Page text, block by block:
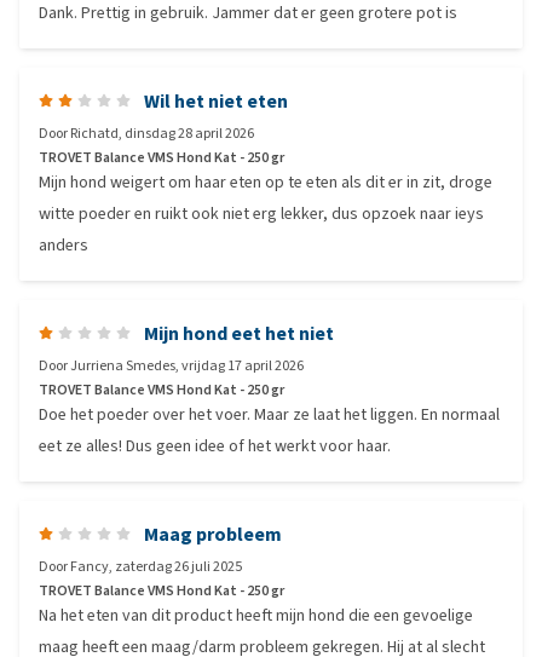
Dank. Prettig in gebruik. Jammer dat er geen grotere pot is
Wil het niet eten
DoorRichatd, dinsdag 28 april 2026
TROVET Balance VMS Hond Kat - 250 gr
Mijn hond weigert om haar eten op te eten als dit er in zit, droge
witte poeder en ruikt ook niet erg lekker, dus opzoek naar ieys
anders
Mijn hond eet het niet
DoorJurriena Smedes,vrijdag 17 april 2026
TROVET Balance VMS Hond Kat - 250 gr
Doe het poeder over het voer. Maar ze laat het liggen. En normaal
eet ze alles! Dus geen idee of het werkt voor haar.
Maag probleem
DoorFancy, zaterdag 26 juli 2025
TROVET Balance VMS Hond Kat - 250 gr
Na het eten van dit product heeft mijn hond die een gevoelige
maag heeft een maag/darm probleem gekregen. Hij at al slecht